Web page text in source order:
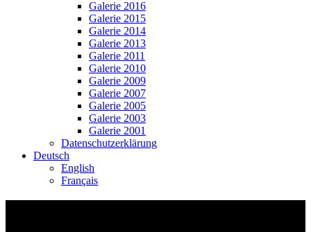
Galerie 2016
Galerie 2015
Galerie 2014
Galerie 2013
Galerie 2011
Galerie 2010
Galerie 2009
Galerie 2007
Galerie 2005
Galerie 2003
Galerie 2001
Datenschutzerklärung
Deutsch
English
Français